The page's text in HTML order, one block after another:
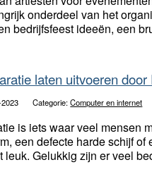
onderdeel van het
bedrijfsfeest ideeën, een
laten uitvoeren
Categorie:Computer en internet
is iets waar veel mensen
een defecte harde schijf
leuk. Gelukkig zijn er veel